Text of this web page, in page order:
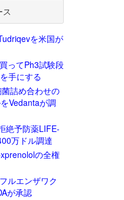
を米国が
ってPh3試験段
手にする
詰め合わせの
Vedantaが調
絶予防薬LIFE-
万ドル調達
の全権
ルエンザワク
が承認